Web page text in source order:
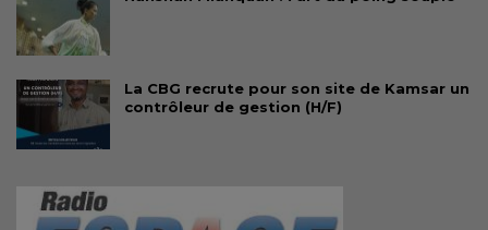
La CBG recrute pour son site de Kamsar un
contrôleur de gestion (H/F)